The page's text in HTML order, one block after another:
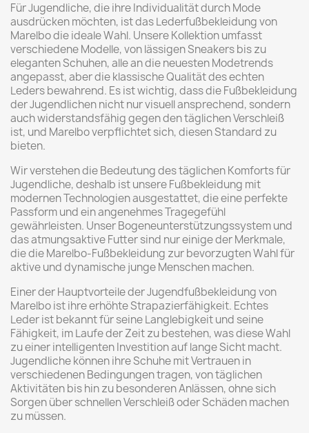
Für Jugendliche, die ihre Individualität durch Mode
ausdrücken möchten, ist das Lederfußbekleidung von
Marelbo die ideale Wahl. Unsere Kollektion umfasst
verschiedene Modelle, von lässigen Sneakers bis zu
eleganten Schuhen, alle an die neuesten Modetrends
angepasst, aber die klassische Qualität des echten
Leders bewahrend. Es ist wichtig, dass die Fußbekleidung
der Jugendlichen nicht nur visuell ansprechend, sondern
auch widerstandsfähig gegen den täglichen Verschleiß
ist, und Marelbo verpflichtet sich, diesen Standard zu
bieten.
Wir verstehen die Bedeutung des täglichen Komforts für
Jugendliche, deshalb ist unsere Fußbekleidung mit
modernen Technologien ausgestattet, die eine perfekte
Passform und ein angenehmes Tragegefühl
gewährleisten. Unser Bogeneunterstützungssystem und
das atmungsaktive Futter sind nur einige der Merkmale,
die die Marelbo-Fußbekleidung zur bevorzugten Wahl für
aktive und dynamische junge Menschen machen.
Einer der Hauptvorteile der Jugendfußbekleidung von
Marelbo ist ihre erhöhte Strapazierfähigkeit. Echtes
Leder ist bekannt für seine Langlebigkeit und seine
Fähigkeit, im Laufe der Zeit zu bestehen, was diese Wahl
zu einer intelligenten Investition auf lange Sicht macht.
Jugendliche können ihre Schuhe mit Vertrauen in
verschiedenen Bedingungen tragen, von täglichen
Aktivitäten bis hin zu besonderen Anlässen, ohne sich
Sorgen über schnellen Verschleiß oder Schäden machen
zu müssen.